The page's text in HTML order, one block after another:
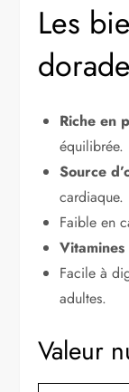
Les
Riche en
équilibrée.
Source
cardiaque.
Faible en
Vitamines
Facile à
adultes.
Valeur